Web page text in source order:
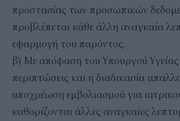
προστασίας των προσωπικών
προβλέπεται κάθε άλλη αναγκαία
εφαρμογή του παρόντος.
β) Με απόφαση του Υπουργού Υγείας
περιπτώσεις και η διαδικασία
υποχρέωση εμβολιασμού για
καθορίζονται άλλες αναγκαίες